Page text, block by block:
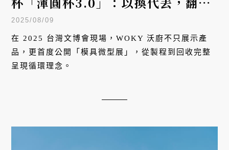
永續思維
2025/08/09
在 2025 台灣文博會現場，WOKY 沃廚不只展示產
品，更首度公開「模具微型展」，從製程到回收完整
呈現循環理念。